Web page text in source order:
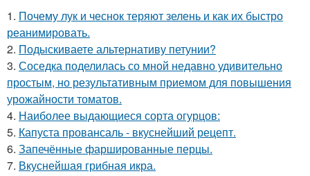
1. Почему лук и чеснок теряют зелень и как их быстро
реанимировать.
2. Подыскиваете альтернативу петунии?
3. Соседка поделилась со мной недавно удивительно
простым, но результативным приемом для повышения
урожайности томатов.
4. Наиболее выдающиеся сорта огурцов:
5. Капуста провансаль - вкуснейший рецепт.
6. Запечённые фаршированные перцы.
7. Вкуснейшая грибная икра.